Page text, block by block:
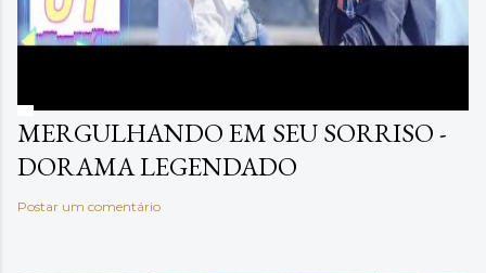
MERGULHANDO EM SEU SORRISO -
DORAMA LEGENDADO
Postar um comentário